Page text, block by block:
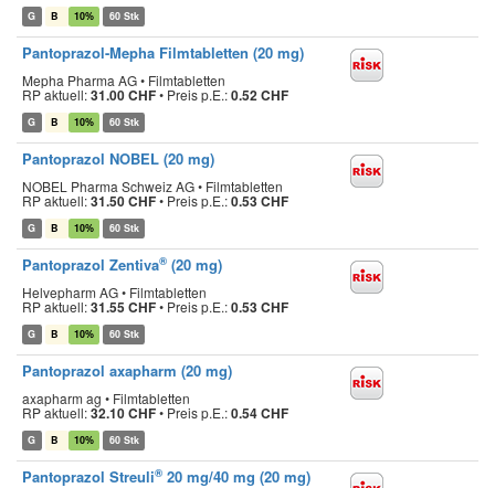
G B 10% 60 Stk
Pantoprazol-Mepha Filmtabletten (20 mg)
Mepha Pharma AG • Filmtabletten
RP aktuell:31.00 CHF• Preis p.E.:0.52 CHF
G B 10% 60 Stk
Pantoprazol NOBEL (20 mg)
NOBEL Pharma Schweiz AG • Filmtabletten
RP aktuell:31.50 CHF• Preis p.E.:0.53 CHF
G B 10% 60 Stk
Pantoprazol Zentiva® (20 mg)
Helvepharm AG • Filmtabletten
RP aktuell:31.55 CHF• Preis p.E.:0.53 CHF
G B 10% 60 Stk
Pantoprazol axapharm (20 mg)
axapharm ag • Filmtabletten
RP aktuell:32.10 CHF• Preis p.E.:0.54 CHF
G B 10% 60 Stk
Pantoprazol Streuli® 20 mg/40 mg (20 mg)